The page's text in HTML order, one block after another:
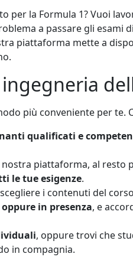
per la Formula 1? Vuoi
a passare gli esami
piattaforma mette a
più conveniente per te.
qualificati e
piattaforma, al
le tue esigenze.
i contenuti del
in presenza, e
, oppure trovi che
in compagnia.